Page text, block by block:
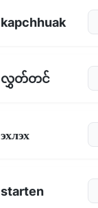
kapchhuak
လွှတ်တင်
эхлэх
starten